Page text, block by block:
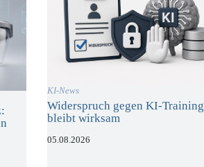
KI-News
Widerspruch gegen KI-Training
bleibt wirksam
05.08.2026